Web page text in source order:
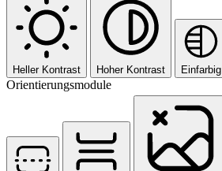
Heller Kontrast Hoher Kontrast Einfarbig
Orientierungsmodule